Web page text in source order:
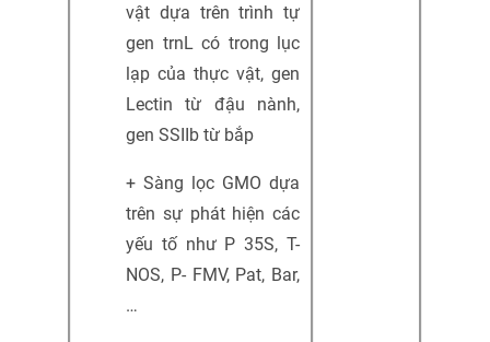
vật dựa trên trình tự
gen trnL có trong lục
lạp của thực vật, gen
Lectin từ đậu nành,
gen SSIIb từ bắp
+ Sàng lọc GMO dựa
trên sự phát hiện các
yếu tố như P 35S, T-
NOS, P- FMV, Pat, Bar,
…